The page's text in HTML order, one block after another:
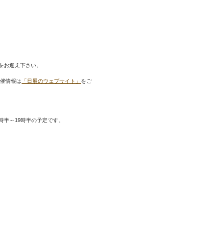
迎え下さい。
情報は 「日展のウェブサイト」 をご
～19時半の予定です。